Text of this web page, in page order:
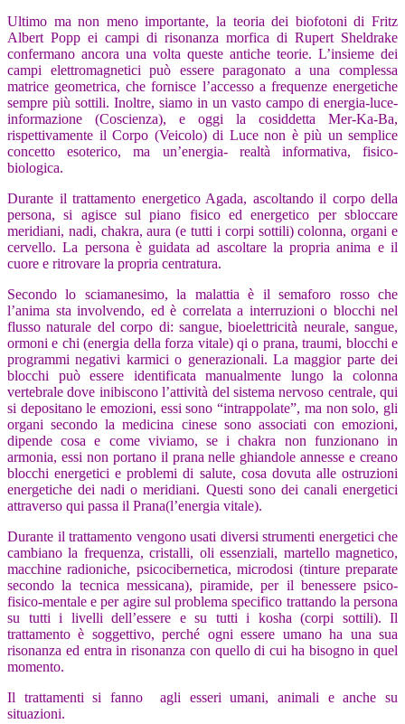
Ultimo ma non meno importante, la teoria dei biofotoni di Fritz
Albert Popp ei campi di risonanza morfica di Rupert Sheldrake
confermano ancora una volta queste antiche teorie. L’insieme dei
campi elettromagnetici può essere paragonato a una complessa
matrice geometrica, che fornisce l’accesso a frequenze energetiche
sempre più sottili. Inoltre, siamo in un vasto campo di energia-luce-
informazione (Coscienza), e oggi la cosiddetta Mer-Ka-Ba,
rispettivamente il Corpo (Veicolo) di Luce non è più un semplice
concetto esoterico, ma un’energia- realtà informativa, fisico-
biologica.
Durante il trattamento energetico Agada, ascoltando il corpo della
persona, si agisce sul piano fisico ed energetico per sbloccare
meridiani, nadi, chakra, aura (e tutti i corpi sottili) colonna, organi e
cervello. La persona è guidata ad ascoltare la propria anima e il
cuore e ritrovare la propria centratura.
Secondo lo sciamanesimo, la malattia è il semaforo rosso che
l’anima sta involvendo, ed è correlata a interruzioni o blocchi nel
flusso naturale del corpo di: sangue, bioelettricità neurale, sangue,
ormoni e chi (energia della forza vitale) qi o prana, traumi, blocchi e
programmi negativi karmici o generazionali. La maggior parte dei
blocchi può essere identificata manualmente lungo la colonna
vertebrale dove inibiscono l’attività del sistema nervoso centrale, qui
si depositano le emozioni, essi sono “intrappolate”, ma non solo, gli
organi secondo la medicina cinese sono associati con emozioni,
dipende cosa e come viviamo, se i chakra non funzionano in
armonia, essi non portano il prana nelle ghiandole annesse e creano
blocchi energetici e problemi di salute, cosa dovuta alle ostruzioni
energetiche dei nadi o meridiani. Questi sono dei canali energetici
attraverso qui passa il Prana(l’energia vitale).
Durante il trattamento vengono usati diversi strumenti energetici che
cambiano la frequenza, cristalli, oli essenziali, martello magnetico,
macchine radioniche, psicocibernetica, microdosi (tinture preparate
secondo la tecnica messicana), piramide, per il benessere psico-
fisico-mentale e per agire sul problema specifico trattando la persona
su tutti i livelli dell’essere e su tutti i kosha (corpi sottili). Il
trattamento è soggettivo, perché ogni essere umano ha una sua
risonanza ed entra in risonanza con quello di cui ha bisogno in quel
momento.
Il trattamenti si fanno agli esseri umani, animali e anche su
situazioni.